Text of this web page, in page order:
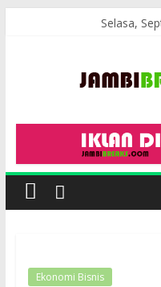
Selasa,
Ekonomi Bisnis